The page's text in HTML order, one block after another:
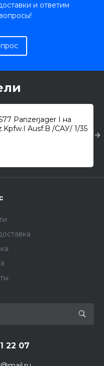
и ответим
Panzerjager I на
Ausf.B /САУ/ 1/35
22 07